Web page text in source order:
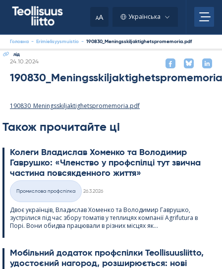
AA Українська
Головна - Erimielisyysmuistio - 190830_Meningsskiljaktighetspromemoria.pdf
лід
Kirjoitettu
24.10.2024
190830_Meningsskiljaktighetspromemoria.pdf
Також прочитайте ці
Колеги Владислав Хоменко та Володимир
Гаврушко: «Членство у профспілці тут звична
частина повсякденного життя»
Категорії
Промислова профспілка
26.3.2026
Двоє українців, Владислав Хоменко та Володимир Гаврушко,
зустрілися під час збору томатів у теплицях компанії Agri­fu­tura в
Порі. Вони обидва працювали в різних місцях як...
Мобільний додаток профспілки Teol­li­suus­liitto,
удостоєний нагород, розширюється: нові
clipboard.)